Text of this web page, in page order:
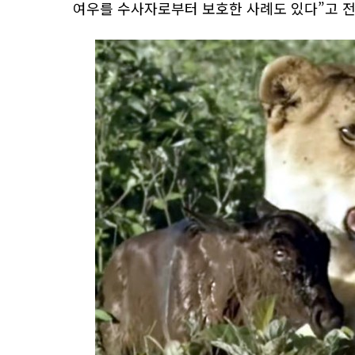
여우를 수사자로부터 보호한 사례도 있다”고